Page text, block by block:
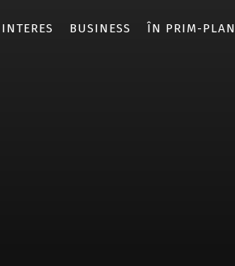
BUSINESS ÎN PRIM-PLAN